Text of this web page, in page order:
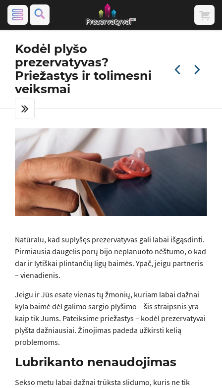
Kodėl plyšo
prezervatyvas?
Priežastys ir tolimesni
veiksmai
Natūralu, kad suplyšęs prezervatyvas gali labai išgąsdinti.
Pirmiausia daugelis porų bijo neplanuoto nėštumo, o kad
dar ir lytiškai plintančių ligų baimės. Ypač, jeigu partneris
– vienadienis.
Jeigu ir Jūs esate vienas tų žmonių, kuriam labai dažnai
kyla baimė dėl galimo sargio plyšimo – šis straipsnis yra
kaip tik Jums. Pateiksime priežastys – kodėl prezervatyvai
plyšta dažniausiai. Žinojimas padeda užkirsti kelią
problemoms.
Lubrikanto nenaudojimas
Sekso metu labai dažnai trūksta slidumo, kuris ne tik